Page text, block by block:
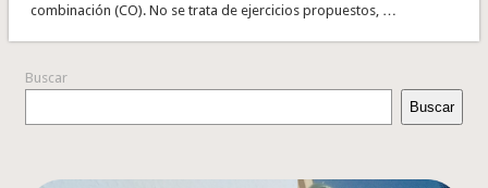
combinación (CO). No se trata de ejercicios propuestos, …
Buscar
Buscar